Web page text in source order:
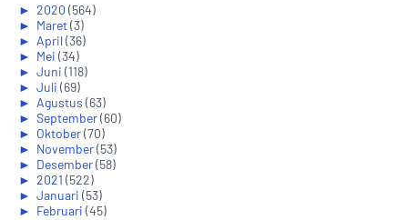
► 2020 (564)
► Maret(3)
► April(36)
► Mei (34)
► Juni (118)
► Juli (69)
► Agustus (63)
► September(60)
► Oktober(70)
► November(53)
► Desember(58)
► 2021 (522)
► Januari (53)
► Februari (45)